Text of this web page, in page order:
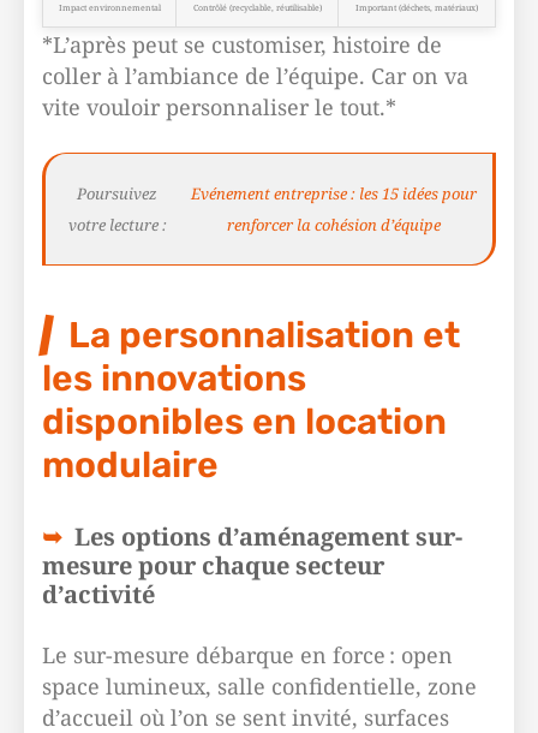
Impact environnemental Contrôlé (recyclable, réutilisable) Important (déchets, matériaux)
*L’après peut se customiser, histoire de
coller à l’ambiance de l’équipe. Car on va
vite vouloir personnaliser le tout.*
Poursuivez
votre lecture :
Evénement entreprise : les 15 idées pour
renforcer la cohésion d’équipe
La personnalisation et
les innovations
disponibles en location
modulaire
Les options d’aménagement sur-
mesure pour chaque secteur
d’activité
Le sur-mesure débarque en force : open
space lumineux, salle confidentielle, zone
d’accueil où l’on se sent invité, surfaces